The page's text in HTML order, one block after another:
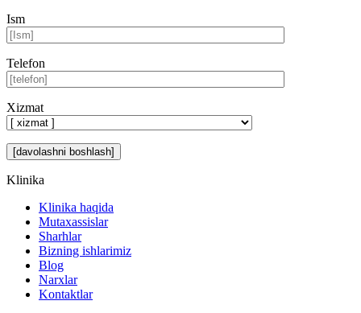
Ism
Telefon
Xizmat
Klinika
Klinika haqida
Mutaxassislar
Sharhlar
Bizning ishlarimiz
Blog
Narxlar
Kontaktlar